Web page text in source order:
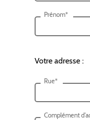
Prénom*
Votre adresse :
Rue*
Complément